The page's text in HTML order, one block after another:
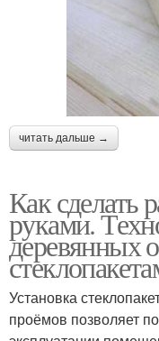
читать дальше →
Как сделать
руками.
деревянных
Установка
проёмов позволяет